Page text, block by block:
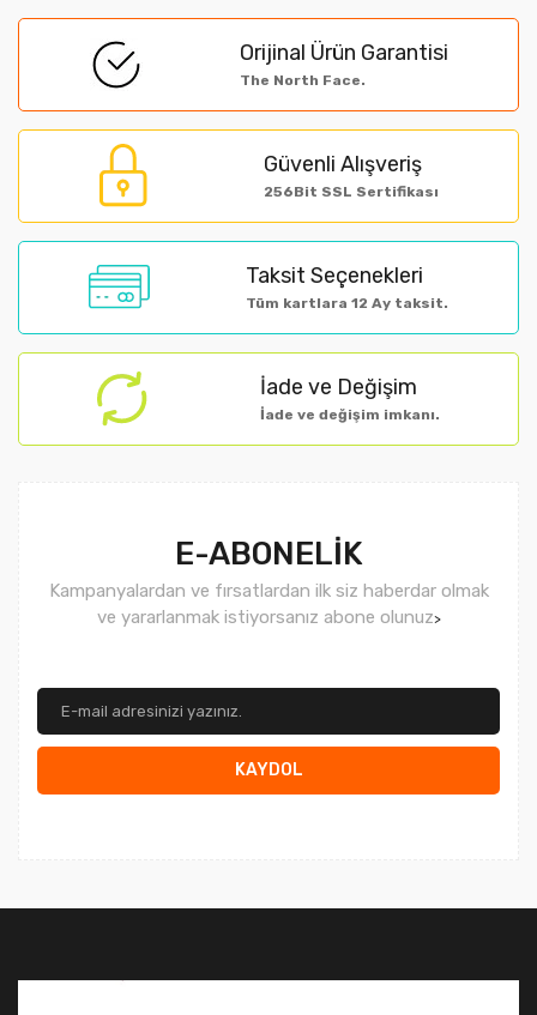
Yorum Yaz
Görüş ve önerileriniz için teşekkür ederiz.
Ürün resmi kalitesiz, bozuk veya görüntülenemiyor.
Ürün açıklamasında eksik bilgiler bulunuyor.
Bu ürüne benzer farklı alternatifler olmalı.
Orijinal Ürün Garantisi
The North Face.
Güvenli Alışveriş
256Bit SSL Sertifikası
Taksit Seçenekleri
Tüm kartlara 12 Ay taksit.
İade ve Değişim
İade ve değişim imkanı.
E-ABONELİK
Kampanyalardan ve fırsatlardan ilk siz haberdar olmak
ve yararlanmak istiyorsanız abone olunuz>
KAYDOL